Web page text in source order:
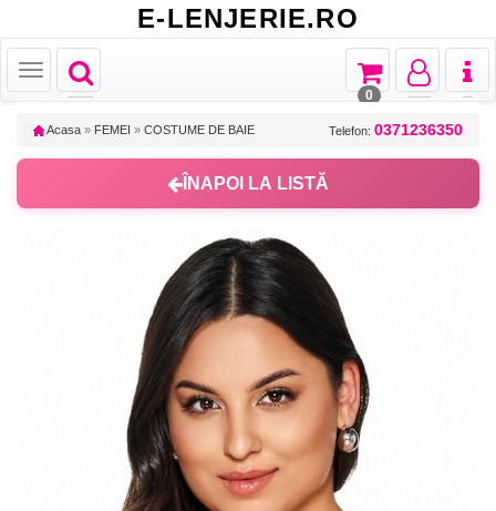
E-LENJERIE.RO
Toggle
navigation
Toggle
Toggle
navigation
Toggle
navigation
Toggle
navigation
0
Acasa » FEMEI » COSTUME DE BAIE Telefon: 0371236350
ÎNAPOI LA LISTĂ